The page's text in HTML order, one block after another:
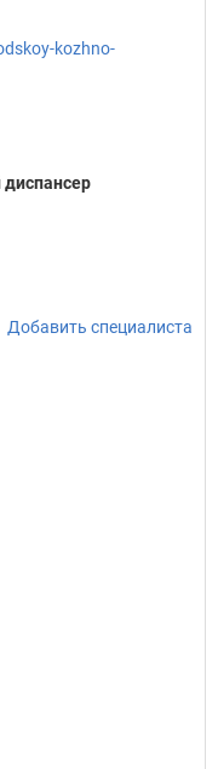
kozhno-
Добавить специалиста